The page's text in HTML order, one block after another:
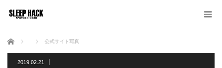
ホーム 公式サイト写真
2019.02.21